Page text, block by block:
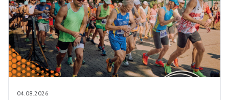
04.08.2026